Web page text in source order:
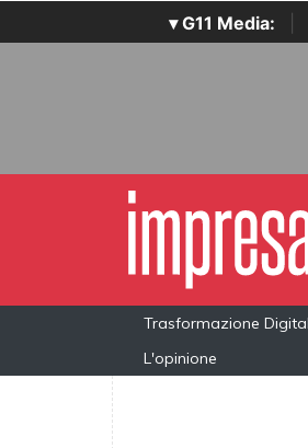
▾ G11 Media:
Trasformazione
L'opinione